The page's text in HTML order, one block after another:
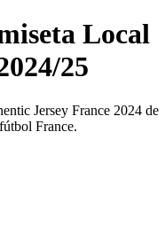
Local
25
Jersey France 2024 de
France.